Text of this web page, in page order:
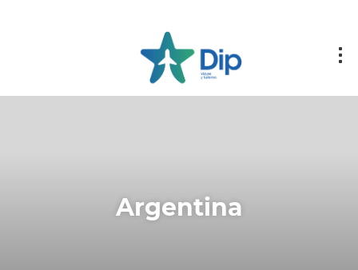
Argentina